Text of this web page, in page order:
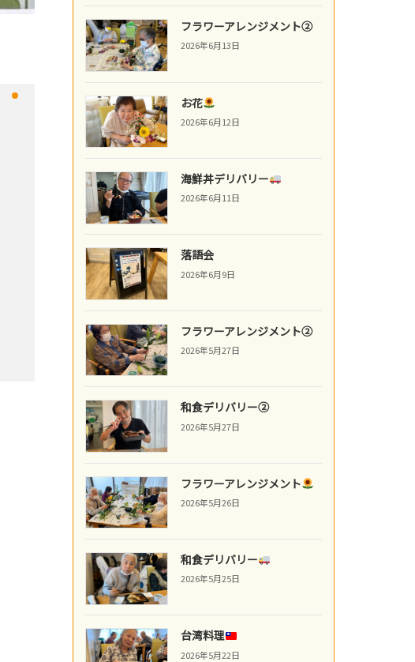
フラワーアレンジメント②
2026年6月13日
お花
2026年6月12日
海鮮丼デリバリー
2026年6月11日
落語会
2026年6月9日
フラワーアレンジメント②
2026年5月27日
和食デリバリー②
2026年5月27日
フラワーアレンジメント
2026年5月26日
和食デリバリー
2026年5月25日
台湾料理
2026年5月22日